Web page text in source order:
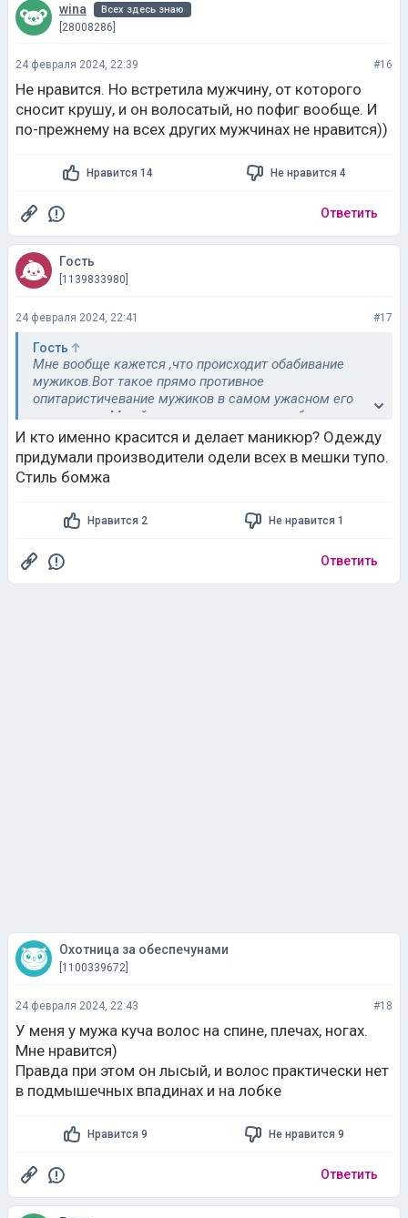
wina Всех здесь знаю
[28008286]
24 февраля 2024, 22:39 #16
Не нравится. Но встретила мужчину, от которого
сносит крушу, и он волосатый, но пофиг вообще. И
по-прежнему на всех других мужчинах не нравится))
Нравится 14 Не нравится 4
Ответить
Гость
[1139833980]
24 февраля 2024, 22:41 #17
Гость
Мне вообще кажется ,что происходит обабивание
мужиков.Вот такое прямо противное
опитаристичевание мужиков в самом ужасном его
проявлении.М сейчас красятся,делают себе маникюр
,даже одежду придумали такую унисекс.
Фу пллля противно.
Мне нравится что б мужик был мужиком.Чистый и
этого вполне достаточно.Только такие возбуждают
интересен
И кто именно красится и делает маникюр? Одежду
придумали производители одели всех в мешки тупо.
Стиль бомжа
Нравится 2 Не нравится 1
Ответить
Охотница за обеспечунами
[1100339672]
24 февраля 2024, 22:43 #18
У меня у мужа куча волос на спине, плечах, ногах.
Мне нравится)
Правда при этом он лысый, и волос практически нет
в подмышечных впадинах и на лобке
Нравится 9 Не нравится 9
Ответить